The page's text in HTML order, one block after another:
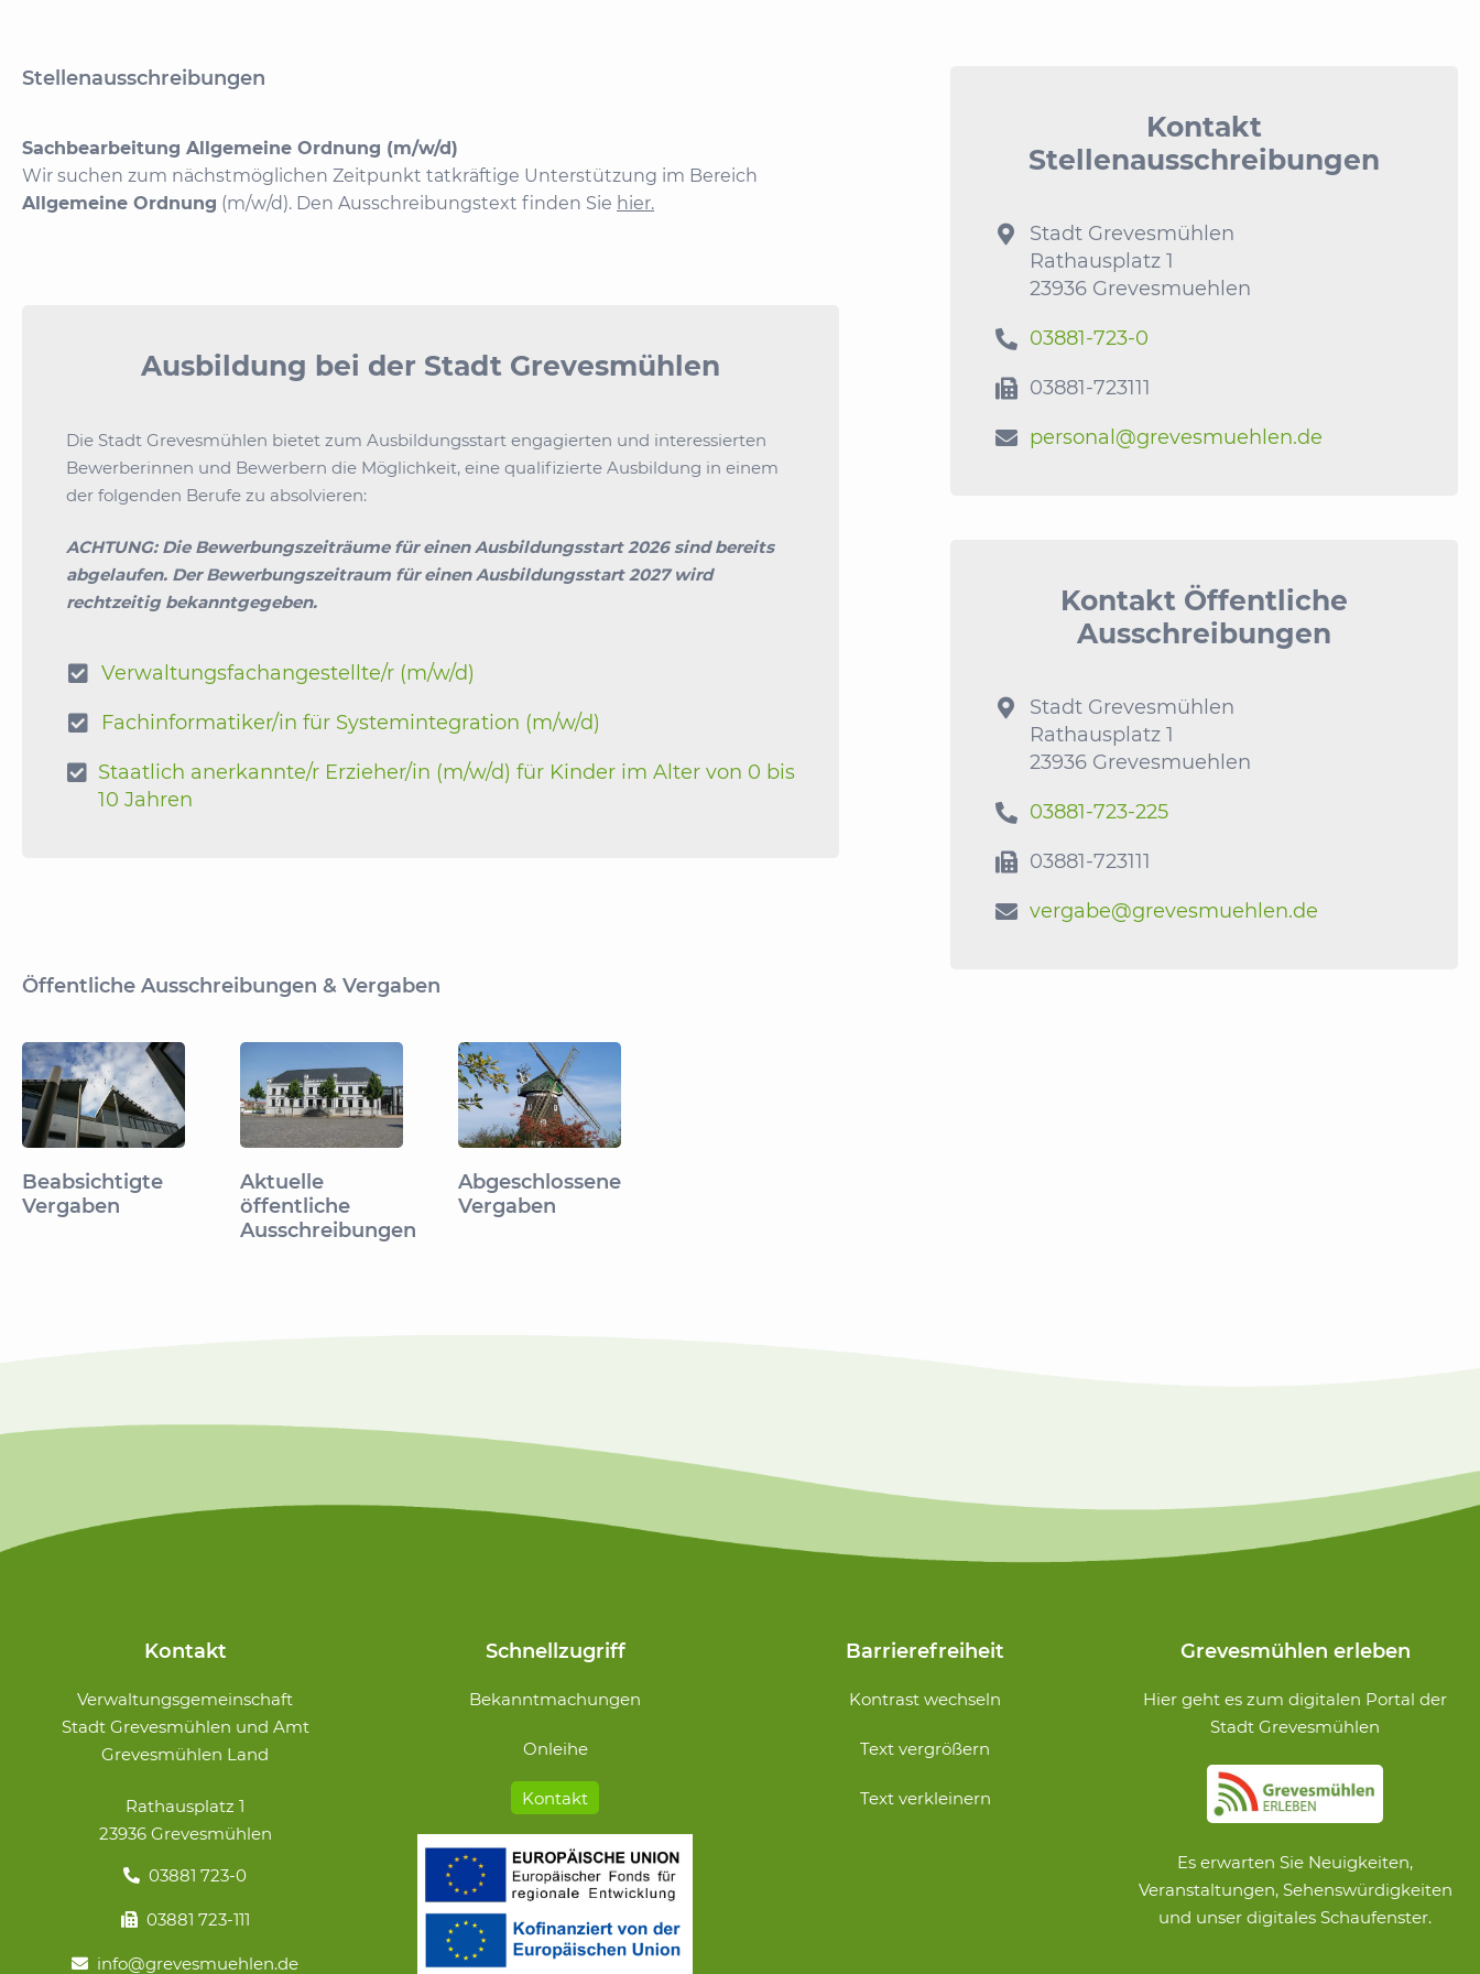
Stellenausschreibungen
Sachbearbeitung Allgemeine Ordnung (m/w/d)
Wir suchen zum nächstmöglichen Zeitpunkt tatkräftige Unterstützung im Bereich
Allgemeine Ordnung (m/w/d). Den Ausschreibungstext finden Sie hier.
Ausbildung bei der Stadt Grevesmühlen
Die Stadt Grevesmühlen bietet zum Ausbildungsstart engagierten und interessierten
Bewerberinnen und Bewerbern die Möglichkeit, eine qualifizierte Ausbildung in einem
der folgenden Berufe zu absolvieren:
ACHTUNG: Die Bewerbungszeiträume für einen Ausbildungsstart 2026 sind bereits
abgelaufen. Der Bewerbungszeitraum für einen Ausbildungsstart 2027 wird
rechtzeitig bekanntgegeben.
 Verwaltungsfachangestellte/r (m/w/d)
 Fachinformatiker/in für Systemintegration (m/w/d)

Staatlich anerkannte/r Erzieher/in (m/w/d) für Kinder im Alter von 0 bis
10 Jahren
Öffentliche Ausschreibungen & Vergaben
Beabsichtigte
Vergaben
Aktuelle
öffentliche
Ausschreibungen
Abgeschlossene
Vergaben
Kontakt
Stellenausschreibungen

Stadt Grevesmühlen
Rathausplatz 1
23936 Grevesmuehlen
 03881-723-0
 03881-723111
 personal@grevesmuehlen.de
Kontakt Öffentliche
Ausschreibungen

Stadt Grevesmühlen
Rathausplatz 1
23936 Grevesmuehlen
 03881-723-225
 03881-723111
 vergabe@grevesmuehlen.de
Kontakt
Verwaltungsgemeinschaft
Stadt Grevesmühlen und Amt
Grevesmühlen Land
Rathausplatz 1
23936 Grevesmühlen
03881 723-0
03881 723-111
info@grevesmuehlen.de
Schnellzugriff
NavigationBekanntmachungen
Onleihe
Kontakt
Barrierefreiheit
Kontrast wechseln
Text vergrößern
Text verkleinern
Grevesmühlen erleben
Hier geht es zum digitalen Portal der
Stadt Grevesmühlen
Es erwarten Sie Neuigkeiten,
Veranstaltungen, Sehenswürdigkeiten
und unser digitales Schaufenster.